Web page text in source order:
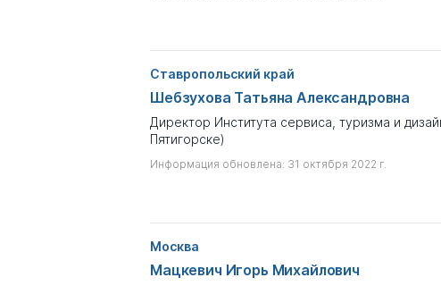
Ставропольский край
Шебзухова Татьяна Александровна
Директор Института сервиса, туризма и
Пятигорске)
Информация обновлена: 31 октября 2022 г.
Москва
Мацкевич Игорь Михайлович